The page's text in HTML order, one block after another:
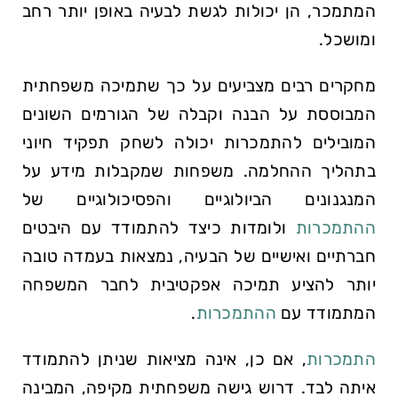
המתמכר, הן יכולות לגשת לבעיה באופן יותר רחב
ומושכל.
מחקרים רבים מצביעים על כך שתמיכה משפחתית
המבוססת על הבנה וקבלה של הגורמים השונים
המובילים להתמכרות יכולה לשחק תפקיד חיוני
בתהליך ההחלמה. משפחות שמקבלות מידע על
המנגנונים הביולוגיים והפסיכולוגיים של
ההתמכרות ולומדות כיצד להתמודד עם היבטים
חברתיים ואישיים של הבעיה, נמצאות בעמדה טובה
יותר להציע תמיכה אפקטיבית לחבר המשפחה
המתמודד עם ההתמכרות.
התמכרות, אם כן, אינה מציאות שניתן להתמודד
איתה לבד. דרוש גישה משפחתית מקיפה, המבינה